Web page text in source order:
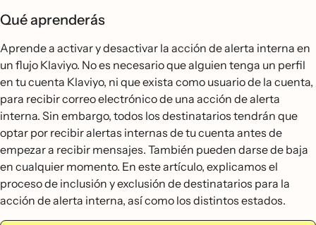
Qué aprenderás
Aprende a activar y desactivar la acción de alerta interna en
un flujo Klaviyo. No es necesario que alguien tenga un perfil
en tu cuenta Klaviyo, ni que exista como usuario de la cuenta,
para recibir correo electrónico de una acción de alerta
interna. Sin embargo, todos los destinatarios tendrán que
optar por recibir alertas internas de tu cuenta antes de
empezar a recibir mensajes. También pueden darse de baja
en cualquier momento. En este artículo, explicamos el
proceso de inclusión y exclusión de destinatarios para la
acción de alerta interna, así como los distintos estados.